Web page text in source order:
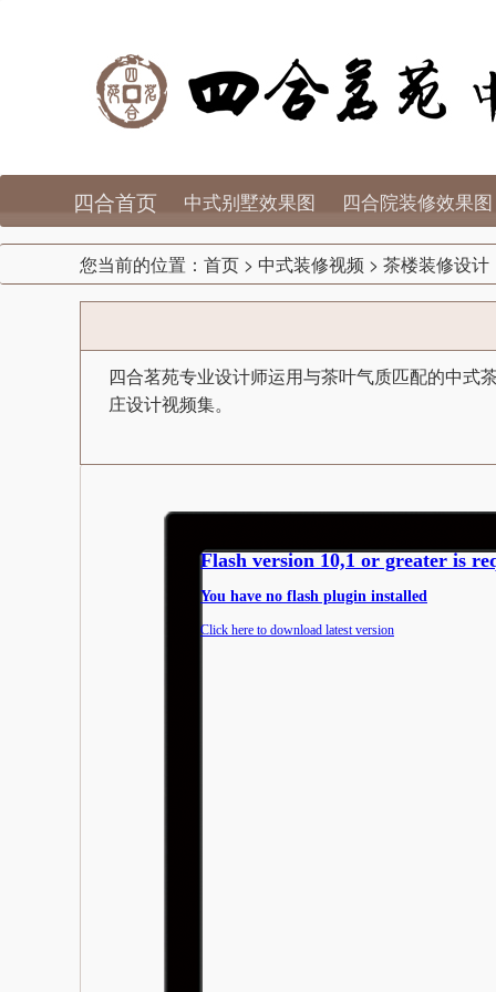
四合首页 中式别墅效果图 四合院装修效果图
您当前的位置： 首页 > 中式装修视频 > 茶楼装修设计
四合茗苑专业设计师运用与茶叶气质匹配的中式
庄设计视频集。